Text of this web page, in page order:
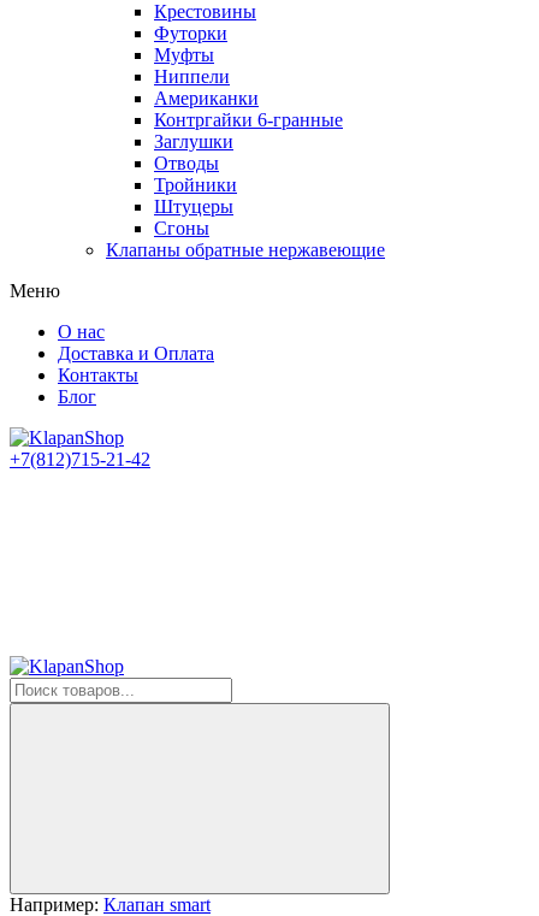
Крестовины
Футорки
Муфты
Ниппели
Американки
Контргайки 6-гранные
Заглушки
Отводы
Тройники
Штуцеры
Сгоны
Клапаны обратные нержавеющие
Меню
О нас
Доставка и Оплата
Контакты
Блог
+7(812)715-21-42
Например: Клапан smart